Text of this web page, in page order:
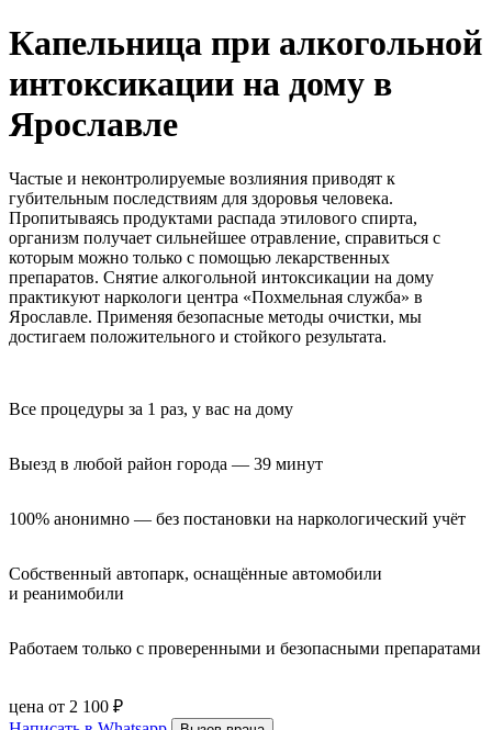
Капельница при алкогольной
интоксикации на дому в
Ярославле
Частые и неконтролируемые возлияния приводят к
губительным последствиям для здоровья человека.
Пропитываясь продуктами распада этилового спирта,
организм получает сильнейшее отравление, справиться с
которым можно только с помощью лекарственных
препаратов. Снятие алкогольной интоксикации на дому
практикуют наркологи центра «Похмельная служба» в
Ярославле. Применяя безопасные методы очистки, мы
достигаем положительного и стойкого результата.
Все процедуры за 1 раз, у вас на дому
Выезд в любой район города — 39 минут
100% анонимно — без постановки на наркологический учёт
Собственный автопарк, оснащённые автомобили
и реанимобили
Работаем только с проверенными и безопасными препаратами
цена от 2 100 ₽